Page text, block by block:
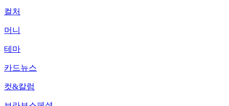
컬처
머니
테마
카드뉴스
컷&칼럼